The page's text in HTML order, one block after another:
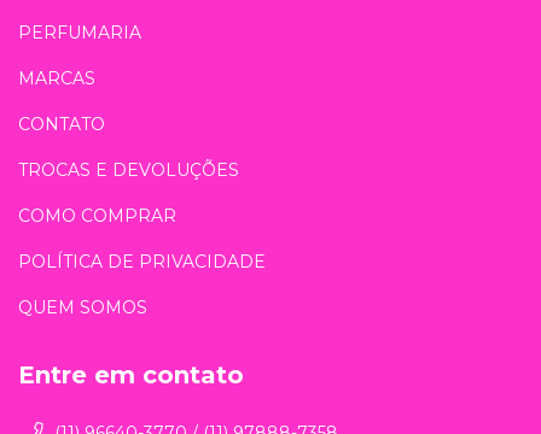
PERFUMARIA
MARCAS
CONTATO
TROCAS E DEVOLUÇÕES
COMO COMPRAR
POLÍTICA DE PRIVACIDADE
QUEM SOMOS
Entre em contato